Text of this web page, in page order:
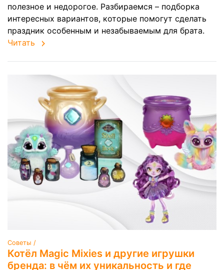
полезное и недорогое. Разбираемся – подборка
интересных вариантов, которые помогут сделать
праздник особенным и незабываемым для брата.
Читать
Советы /
Котёл Magic Mixies и другие игрушки
бренда: в чём их уникальность и где